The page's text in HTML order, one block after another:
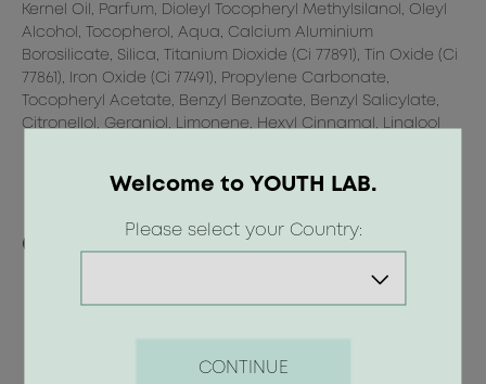
Kernel Oil, Parfum, Dioleyl Tocopheryl Methylsilanol, Oleyl
Alcohol, Tocopherol, Aqua, Calcium Aluminium
Borosilicate, Silica, Titanium Dioxide (Ci 77891), Tin Oxide (Ci
77861), Iron Oxide (Ci 77491), Propylene Carbonate,
Tocopheryl Acetate, Benzyl Benzoate, Benzyl Salicylate,
Citronellol, Geraniol, Limonene, Hexyl Cinnamal, Linalool
Οι προτάσεις μας
Welcome to YOUTH LAB.
Please select your Country:
CONTINUE